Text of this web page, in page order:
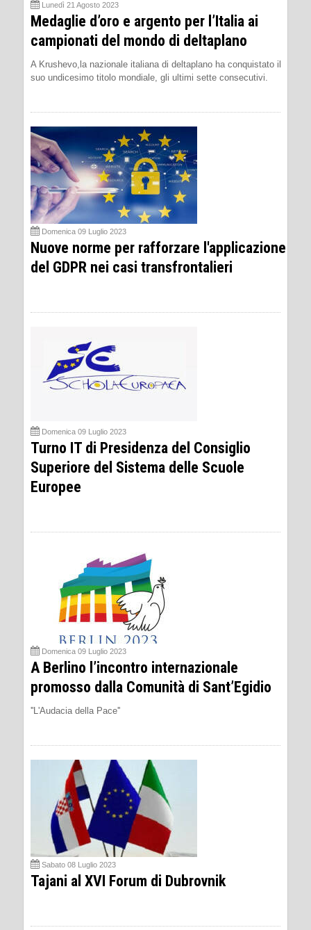
Lunedì 21 Agosto 2023
Medaglie d’oro e argento per l’Italia ai
campionati del mondo di deltaplano
A Krushevo,la nazionale italiana di deltaplano ha conquistato il
suo undicesimo titolo mondiale, gli ultimi sette consecutivi.
Domenica 09 Luglio 2023
Nuove norme per rafforzare l'applicazione
del GDPR nei casi transfrontalieri
Domenica 09 Luglio 2023
Turno IT di Presidenza del Consiglio
Superiore del Sistema delle Scuole
Europee
Domenica 09 Luglio 2023
A Berlino l’incontro internazionale
promosso dalla Comunità di Sant’Egidio
''L'Audacia della Pace''
Sabato 08 Luglio 2023
Tajani al XVI Forum di Dubrovnik